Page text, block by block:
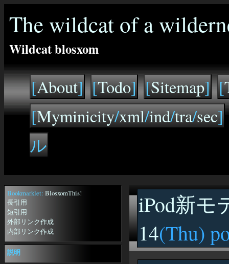
The wildcat of a
Wildcat blosxom
[About] [Todo] [Sitemap] [
[Myminicity/xml/ind/tra/sec]
ル
iPod新モ
14(Thu)
Bookmarklet: BlosxomThis!
長引用
短引用
外部リンク作成
内部リンク作成
説明